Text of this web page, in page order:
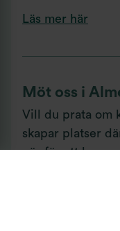
Läs mer här
Möt oss i
Vill du prata om
skapar platser
gör för att